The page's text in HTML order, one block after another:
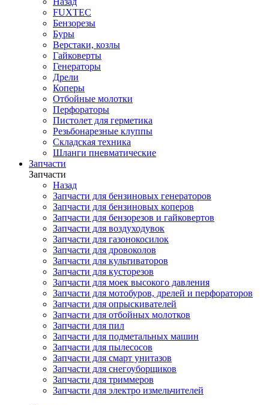
FUXTEC
Бензорезы
Буры
Верстаки, козлы
Гайковерты
Генераторы
Дрели
Коперы
Отбойные молотки
Перфораторы
Пистолет для герметика
Резьбонарезные клуппы
Складская техника
Шланги пневматические
Запчасти
Запчасти
Назад
Запчасти для бензиновых генераторов
Запчасти для бензиновых коперов
Запчасти для бензорезов и гайковертов
Запчасти для воздуходувок
Запчасти для газонокосилок
Запчасти для дровоколов
Запчасти для культиваторов
Запчасти для кусторезов
Запчасти для моек высокого давления
Запчасти для мотобуров, дрелей и перфораторов
Запчасти для опрыскивателей
Запчасти для отбойных молотков
Запчасти для пил
Запчасти для подметальных машин
Запчасти для пылесосов
Запчасти для смарт унитазов
Запчасти для снегоуборщиков
Запчасти для триммеров
Запчасти для электро измельчителей